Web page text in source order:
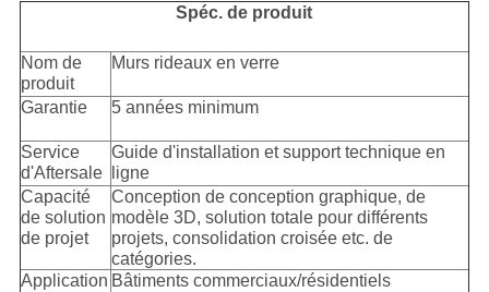
Spéc. de produit
Nom de
produit
Murs rideaux en verre
Garantie 5 années minimum
Service
d'Aftersale
Guide d'installation et support technique en
ligne
Capacité
de solution
de projet
Conception de conception graphique, de
modèle 3D, solution totale pour différents
projets, consolidation croisée etc. de
catégories.
Application Bâtiments commerciaux/résidentiels